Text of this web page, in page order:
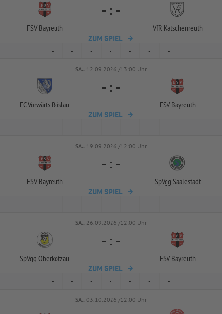
FSV Bayreuth
- : -
VfR Katschenreuth
ZUM SPIEL
- - - - - - -
SA.. 12.09.2026 /13:00 Uhr
FC Vorwärts Röslau
- : -
FSV Bayreuth
ZUM SPIEL
- - - - - - -
SA.. 19.09.2026 /12:00 Uhr
FSV Bayreuth
- : -
SpVgg Saalestadt
ZUM SPIEL
- - - - - - -
SA.. 26.09.2026 /12:00 Uhr
SpVgg Oberkotzau
- : -
FSV Bayreuth
ZUM SPIEL
- - - - - - -
SA.. 03.10.2026 /12:00 Uhr